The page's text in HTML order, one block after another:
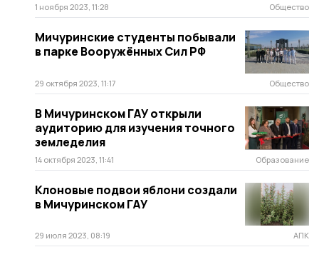
1 ноября 2023, 11:28 Общество
Мичуринские студенты побывали
в парке Вооружённых Сил РФ
29 октября 2023, 11:17 Общество
В Мичуринском ГАУ открыли
аудиторию для изучения точного
земледелия
14 октября 2023, 11:41 Образование
Клоновые подвои яблони создали
в Мичуринском ГАУ
29 июля 2023, 08:19 АПК